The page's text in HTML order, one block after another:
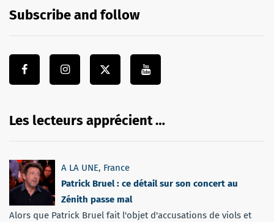
Subscribe and follow
Les lecteurs apprécient …
A LA UNE, France
Patrick Bruel : ce détail sur son concert au
Zénith passe mal
Alors que Patrick Bruel fait l'objet d'accusations de viols et